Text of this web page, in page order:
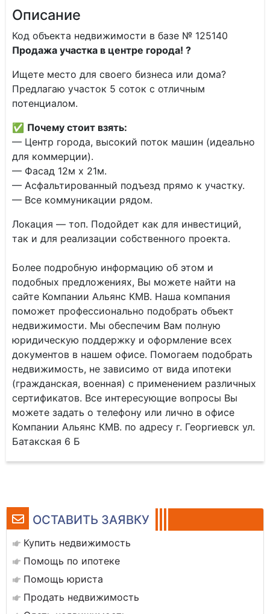
ОСТАВИТЬ ЗАЯВКУ
Купить недвижимость
Помощь по ипотеке
Помощь юриста
Продать недвижимость
Описание
Код объекта недвижимости в базе № 125140
Продажа участка в центре города! ?
Ищете место для своего бизнеса или дома?
Предлагаю участок 5 соток с отличным
потенциалом.
✅ Почему стоит взять:
— Центр города, высокий поток машин (идеально
для коммерции).
— Фасад 12м х 21м.
— Асфальтированный подъезд прямо к участку.
— Все коммуникации рядом.
Локация — топ. Подойдет как для инвестиций,
так и для реализации собственного проекта.
Более подробную информацию об этом и
подобных предложениях, Вы можете найти на
сайте Компании Альянс КМВ. Наша компания
поможет профессионально подобрать объект
недвижимости. Мы обеспечим Вам полную
юридическую поддержку и оформление всех
документов в нашем офисе. Помогаем подобрать
недвижимость, не зависимо от вида ипотеки
(гражданская, военная) с применением различных
сертификатов. Все интересующие вопросы Вы
можете задать о телефону или лично в офисе
Компании Альянс КМВ. по адресу г. Георгиевск ул.
Батакская 6 Б